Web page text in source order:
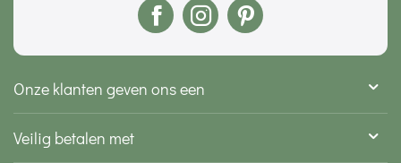
Onze klanten geven ons een
Veilig betalen met